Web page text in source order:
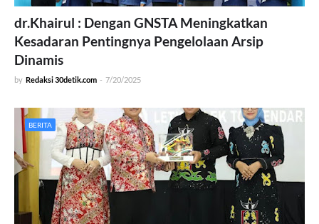
dr.Khairul : Dengan GNSTA Meningkatkan
Kesadaran Pentingnya Pengelolaan Arsip
Dinamis
by Redaksi 30detik.com - 7/20/2025
BERITA